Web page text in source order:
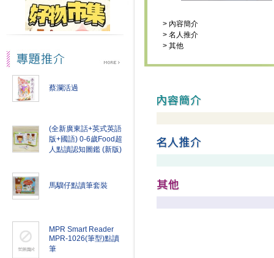
蔡瀾活過
(全新廣東話+英式英語
版+國語) 0-6歲Food超
人點讀認知圖鑑 (新版)
馬騮仔點讀筆套裝
MPR Smart Reader
MPR-1026(筆型)點讀
筆
> 內容簡介
> 名人推介
> 其他